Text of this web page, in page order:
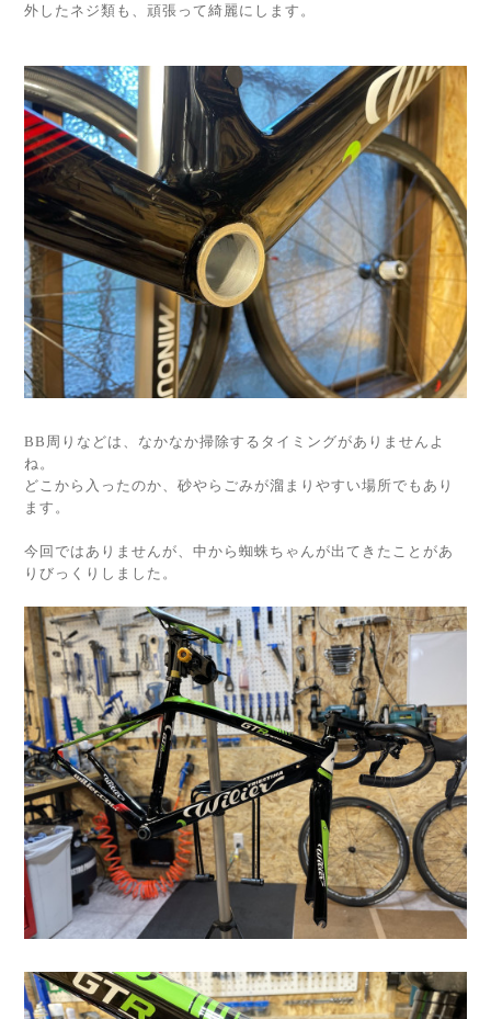
外したネジ類も、頑張って綺麗にします。
BB周りなどは、なかなか掃除するタイミングがありませんよ
ね。
どこから入ったのか、砂やらごみが溜まりやすい場所でもあり
ます。
今回ではありませんが、中から蜘蛛ちゃんが出てきたことがあ
りびっくりしました。